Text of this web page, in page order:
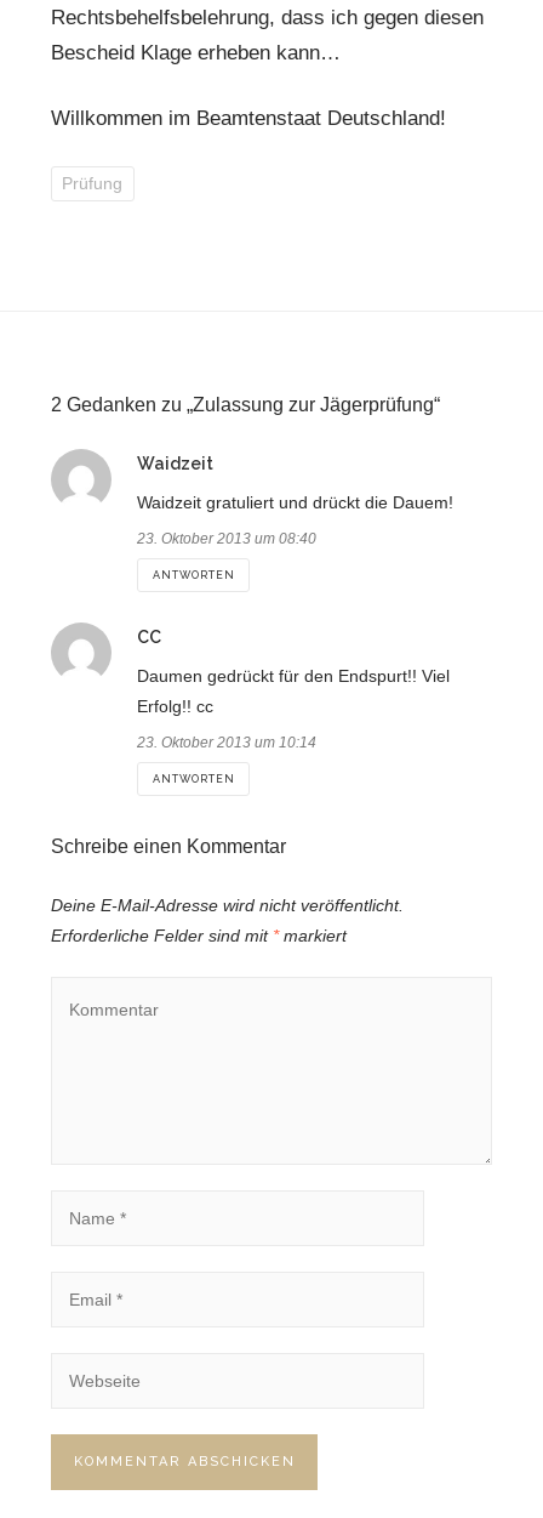
Rechtsbehelfsbelehrung, dass ich gegen diesen
Bescheid Klage erheben kann…
Willkommen im Beamtenstaat Deutschland!
Prüfung
2 Gedanken zu „Zulassung zur Jägerprüfung“
Waidzeitsagt:
Waidzeit gratuliert und drückt die Dauem!
23. Oktober 2013 um 08:40
ANTWORTEN
CCsagt:
Daumen gedrückt für den Endspurt!! Viel
Erfolg!! cc
23. Oktober 2013 um 10:14
ANTWORTEN
Schreibe einen Kommentar
Deine E-Mail-Adresse wird nicht veröffentlicht.
Erforderliche Felder sind mit *markiert